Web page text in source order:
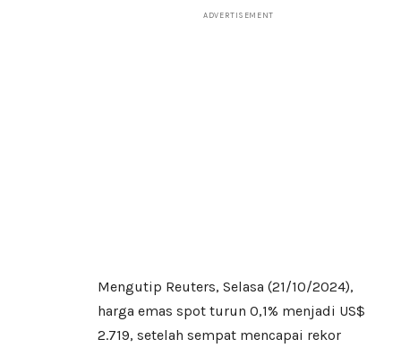
ADVERTISEMENT
Mengutip Reuters, Selasa (21/10/2024),
harga emas spot turun 0,1% menjadi US$
2.719, setelah sempat mencapai rekor